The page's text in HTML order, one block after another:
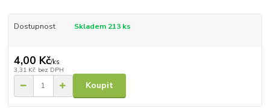
Dostupnost Skladem 213 ks
4,00 Kč/ks
3,31 Kč bez DPH
Koupit